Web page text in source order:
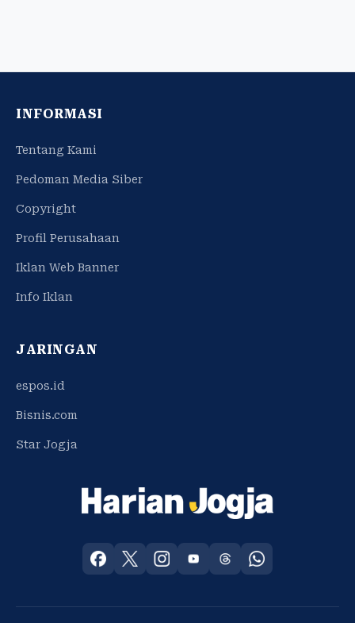
INFORMASI
Tentang Kami
Pedoman Media Siber
Copyright
Profil Perusahaan
Iklan Web Banner
Info Iklan
JARINGAN
espos.id
Bisnis.com
Star Jogja